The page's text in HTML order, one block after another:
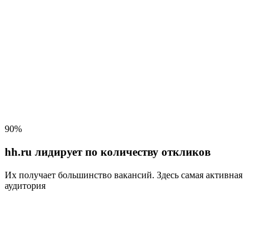
90%
hh.ru лидирует по количеству откликов
Их получает большинство вакансий. Здесь самая активная
аудитория